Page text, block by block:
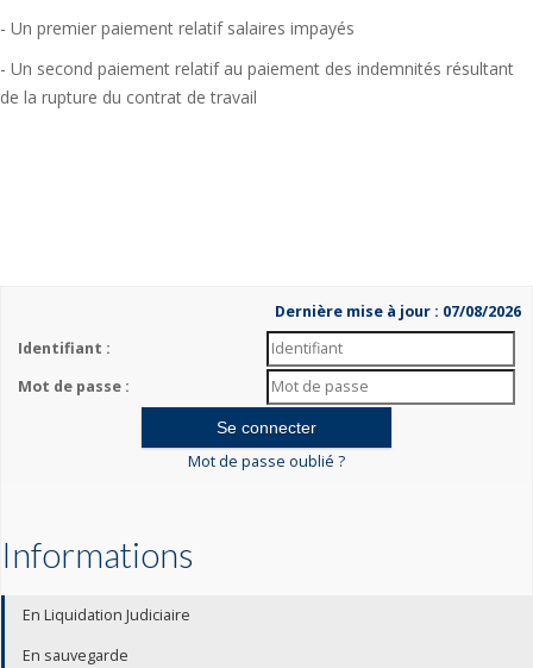
- Un premier paiement relatif salaires impayés
- Un second paiement relatif au paiement des indemnités résultant
de la rupture du contrat de travail
Dernière mise à jour : 07/08/2026
Identifiant :
Mot de passe :
Mot de passe oublié ?
Informations
En Liquidation Judiciaire
En sauvegarde